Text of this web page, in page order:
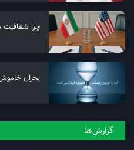
چرا
بحران
گزارش‌ها